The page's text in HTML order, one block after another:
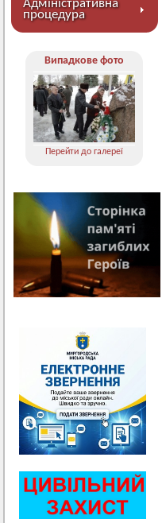
Адміністративна
процедура
Випадкове фото
Перейти до галереї